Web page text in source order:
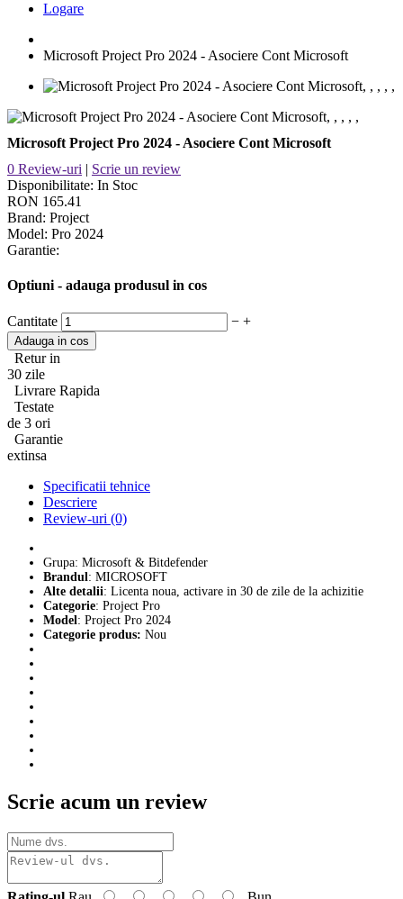
Logare
Microsoft Project Pro 2024 - Asociere Cont Microsoft
Microsoft Project Pro 2024 - Asociere Cont Microsoft
0 Review-uri | Scrie un review
Disponibilitate: In Stoc
RON 165.41
Brand: Project
Model: Pro 2024
Garantie:
Optiuni - adauga produsul in cos
Cantitate − +
Retur in
30 zile
Livrare Rapida
Testate
de 3 ori
Garantie
extinsa
Specificatii tehnice
Descriere
Review-uri (0)
Grupa: Microsoft & Bitdefender
Brandul: MICROSOFT
Alte detalii: Licenta noua, activare in 30 de zile de la achizitie
Categorie: Project Pro
Model: Project Pro 2024
Categorie produs: Nou
Scrie acum un review